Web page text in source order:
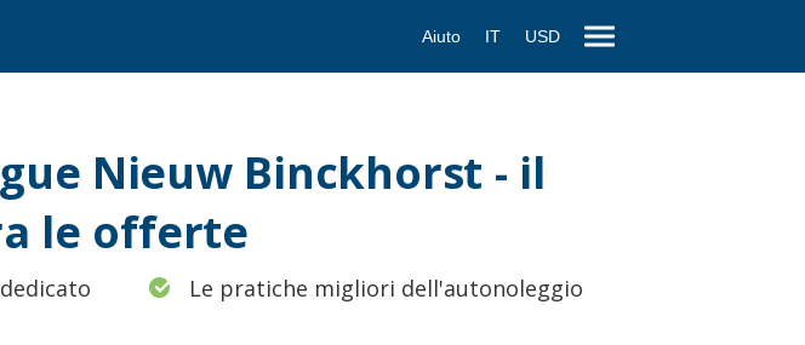
Aiuto IT USD
Nieuw Binckhorst - il
le offerte
Le pratiche migliori dell'autonoleggio